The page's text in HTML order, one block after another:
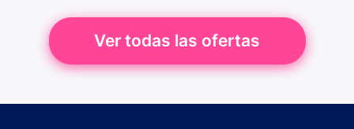
Ver todas las ofertas